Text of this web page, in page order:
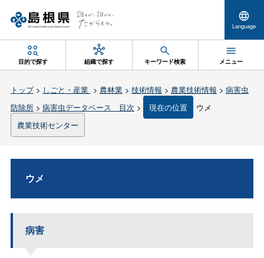
Language
目的で探す 組織で探す キーワード検索 メニュー
トップ> しごと・産業 > 農林業> 技術情報 > 農業技術情報 > 病害虫
防除所> 病害虫データベース 目次 > 現在の位置
ウメ
農業技術センター
ウメ
病害